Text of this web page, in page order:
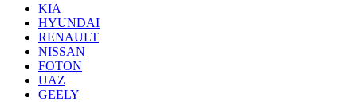
KIA
HYUNDAI
RENAULT
NISSAN
FOTON
UAZ
GEELY